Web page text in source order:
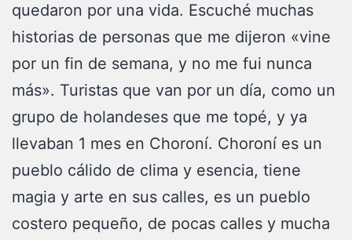
quedaron por una vida. Escuché muchas
historias de personas que me dijeron «vine
por un fin de semana, y no me fui nunca
más». Turistas que van por un día, como un
grupo de holandeses que me topé, y ya
llevaban 1 mes en Choroní. Choroní es un
pueblo cálido de clima y esencia, tiene
magia y arte en sus calles, es un pueblo
costero pequeño, de pocas calles y mucha